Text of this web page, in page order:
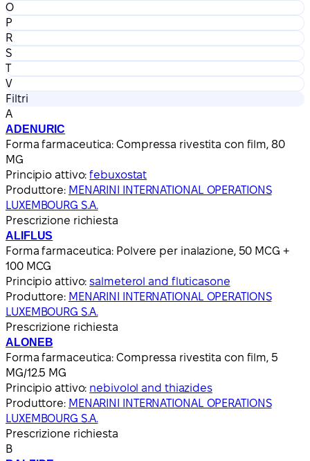
O
P
R
S
T
V
Filtri
A
ADENURIC
Forma farmaceutica: Compressa rivestita con film, 80
MG
Principio attivo:febuxostat
Produttore: MENARINI INTERNATIONAL OPERATIONS
LUXEMBOURG S.A.
Prescrizione richiesta
ALIFLUS
Forma farmaceutica: Polvere per inalazione, 50 MCG +
100 MCG
Principio attivo:salmeterol and fluticasone
Produttore: MENARINI INTERNATIONAL OPERATIONS
LUXEMBOURG S.A.
Prescrizione richiesta
ALONEB
Forma farmaceutica: Compressa rivestita con film, 5
MG/12.5 MG
Principio attivo: nebivolol and thiazides
Produttore: MENARINI INTERNATIONAL OPERATIONS
LUXEMBOURG S.A.
Prescrizione richiesta
B